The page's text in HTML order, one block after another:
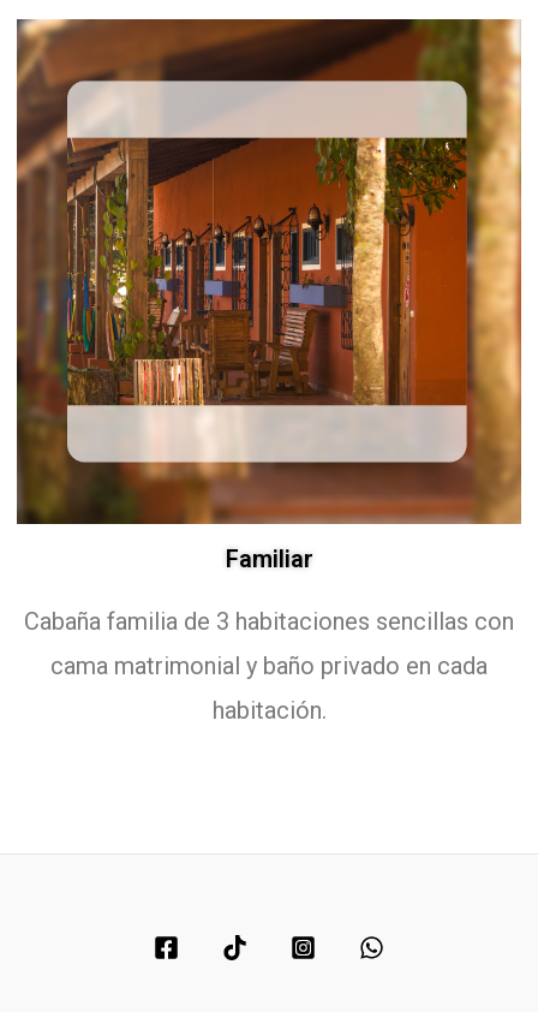
Familiar
Cabaña familia de 3 habitaciones sencillas con
cama matrimonial y baño privado en cada
habitación.